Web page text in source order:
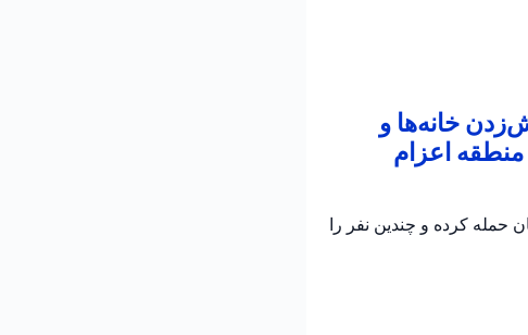
خانه‌ها و
منطقه اعزام
حمله کرده و چندین نفر را